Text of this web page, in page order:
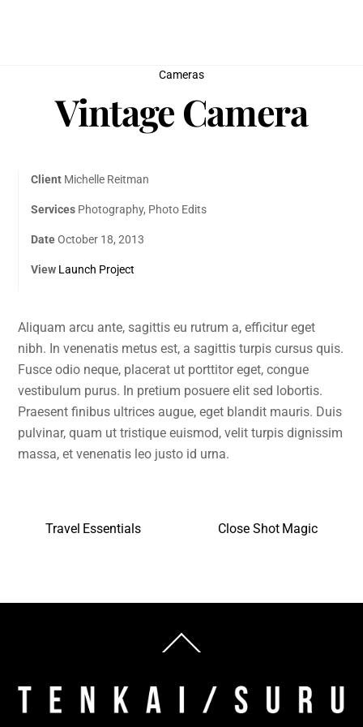
Cameras
Vintage Camera
ClientMichelle Reitman
ServicesPhotography, Photo Edits
DateOctober 18, 2013
View Launch Project
Aliquam arcu ante, sagittis eu rutrum a, efficitur eget
nibh. In venenatis metus est, a sagittis turpis cursus quis.
Fusce odio neque, placerat ut porttitor eget, congue
vestibulum purus. In pretium posuere elit sed lobortis.
Praesent finibus ultrices augue, eget blandit mauris. Duis
pulvinar, quam ut tristique euismod, velit turpis dignissim
massa, et venenatis leo justo id urna.
Travel Essentials Close Shot Magic
To